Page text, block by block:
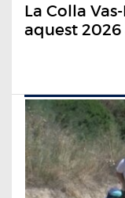
La Colla
aquest